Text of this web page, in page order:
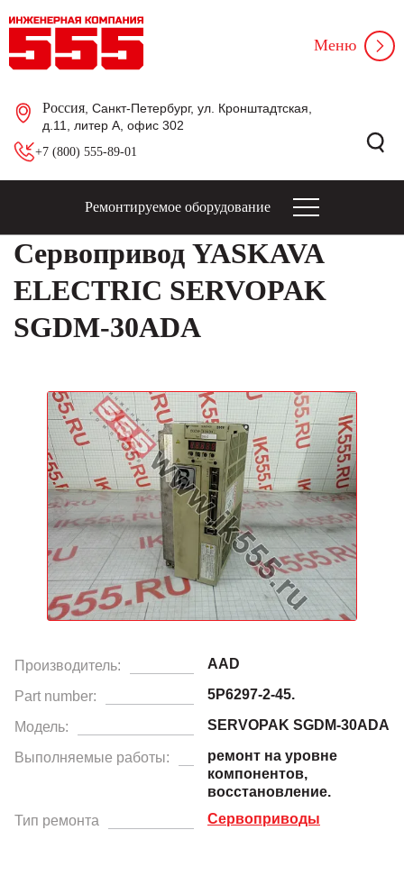
Россия , Санкт-Петербург, ул. Кронштадтская,
д.11, литер А, офис 302
+7 (800) 555-89-01
Меню
Ремонтируемое оборудование
Сервопривод YASKAVA
ELECTRIC SERVOPAK
SGDM-30ADA
Производитель: AAD
Part number: 5P6297-2-45.
Модель: SERVOPAK SGDM-30ADA
Выполняемые работы:
ремонт на уровне
компонентов,
восстановление.
Тип ремонта
Сервоприводы